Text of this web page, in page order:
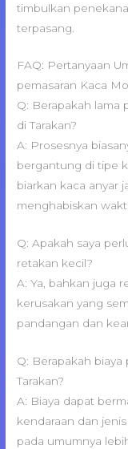
timbulkan
terpasang.
FAQ: Pertanyaan
pemasaran Kaca
Q: Berapakah lama
di Tarakan?
A: Prosesnya
bergantung di tipe
biarkan kaca anyar
menghabiskan
Q: Apakah saya
retakan kecil?
A: Ya, bahkan juga
kerusakan yang
pandangan dan
Q: Berapakah
Tarakan?
A: Biaya dapat
kendaraan dan
pada umumnya